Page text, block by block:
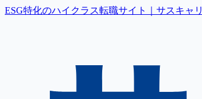
ESG特化のハイクラス転職サイト｜サスキャリ